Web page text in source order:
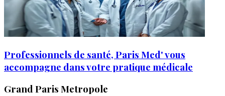
Professionnels de santé, Paris Med' vous
accompagne dans votre pratique médicale
Grand Paris Metropole